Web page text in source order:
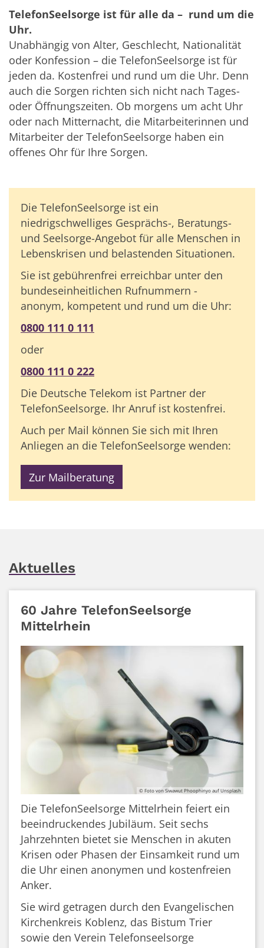
TelefonSeelsorge ist für alle da – rund um die
Uhr.
Unabhängig von Alter, Geschlecht, Nationalität
oder Konfession – die TelefonSeelsorge ist für
jeden da. Kostenfrei und rund um die Uhr. Denn
auch die Sorgen richten sich nicht nach Tages-
oder Öffnungszeiten. Ob morgens um acht Uhr
oder nach Mitternacht, die Mitarbeiterinnen und
Mitarbeiter der TelefonSeelsorge haben ein
offenes Ohr für Ihre Sorgen.
Die TelefonSeelsorge ist ein
niedrigschwelliges Gesprächs-, Beratungs-
und Seelsorge-Angebot für alle Menschen in
Lebenskrisen und belastenden Situationen.
Sie ist gebührenfrei erreichbar unter den
bundeseinheitlichen Rufnummern -
anonym, kompetent und rund um die Uhr:
0800 111 0 111
oder
0800 111 0 222
Die Deutsche Telekom ist Partner der
TelefonSeelsorge. Ihr Anruf ist kostenfrei.
Auch per Mail können Sie sich mit Ihren
Anliegen an die TelefonSeelsorge wenden:
Zur Mailberatung
Aktuelles
60 Jahre TelefonSeelsorge
Mittelrhein
© Foto von Siwawut Phoophinyo auf Unsplash
Die TelefonSeelsorge Mittelrhein feiert ein
beeindruckendes Jubiläum. Seit sechs
Jahrzehnten bietet sie Menschen in akuten
Krisen oder Phasen der Einsamkeit rund um
die Uhr einen anonymen und kostenfreien
Anker.
Sie wird getragen durch den Evangelischen
Kirchenkreis Koblenz, das Bistum Trier
sowie den Verein Telefonseelsorge